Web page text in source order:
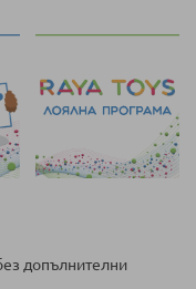
допълнителни